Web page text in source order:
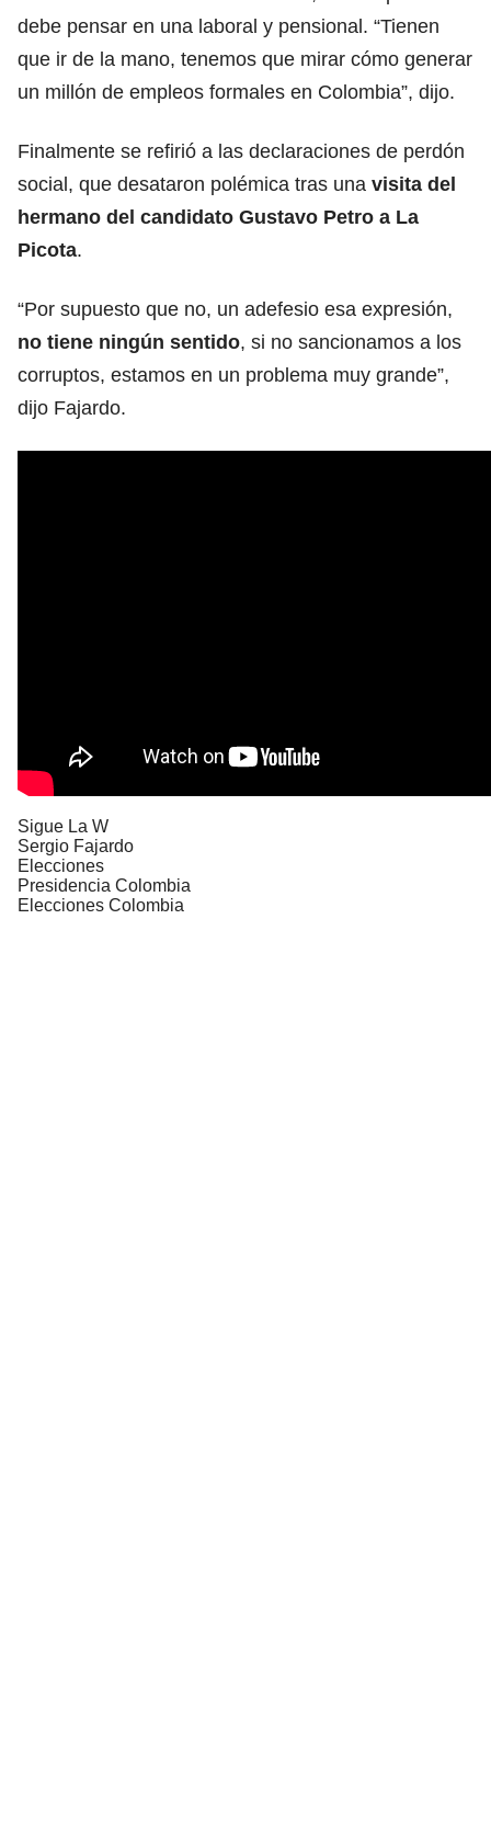
debe pensar en una laboral y pensional. “Tienen
que ir de la mano, tenemos que mirar cómo generar
un millón de empleos formales en Colombia”, dijo.
Finalmente se refirió a las declaraciones de perdón
social, que desataron polémica tras una visita del
hermano del candidato Gustavo Petro a La
Picota.
“Por supuesto que no, un adefesio esa expresión,
no tiene ningún sentido, si no sancionamos a los
corruptos, estamos en un problema muy grande”,
dijo Fajardo.
Sigue La W
Sergio Fajardo
Elecciones
Presidencia Colombia
Elecciones Colombia